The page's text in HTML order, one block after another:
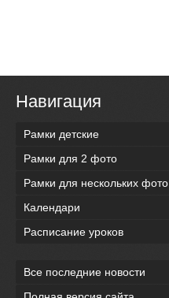
Навигация
Рамки детские
Рамки для 2 фото
Рамки для нескольких фото
Календари
Расписание уроков
Все последние новости